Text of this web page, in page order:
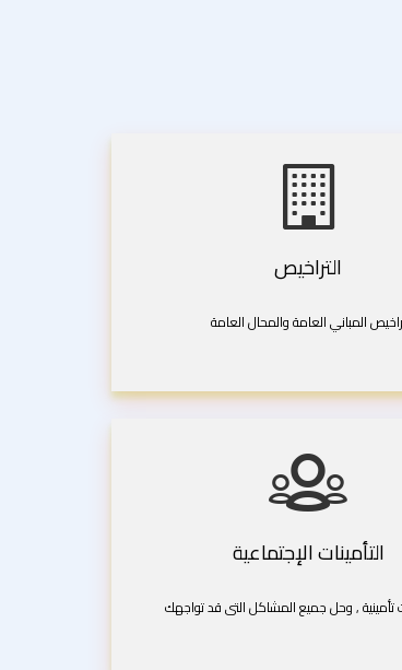
التراخيص
المباني العامة والمحال العامة
التأمينات الإجتماعية
تأمينية , وحل جميع المشاكل التى قد تواجهك